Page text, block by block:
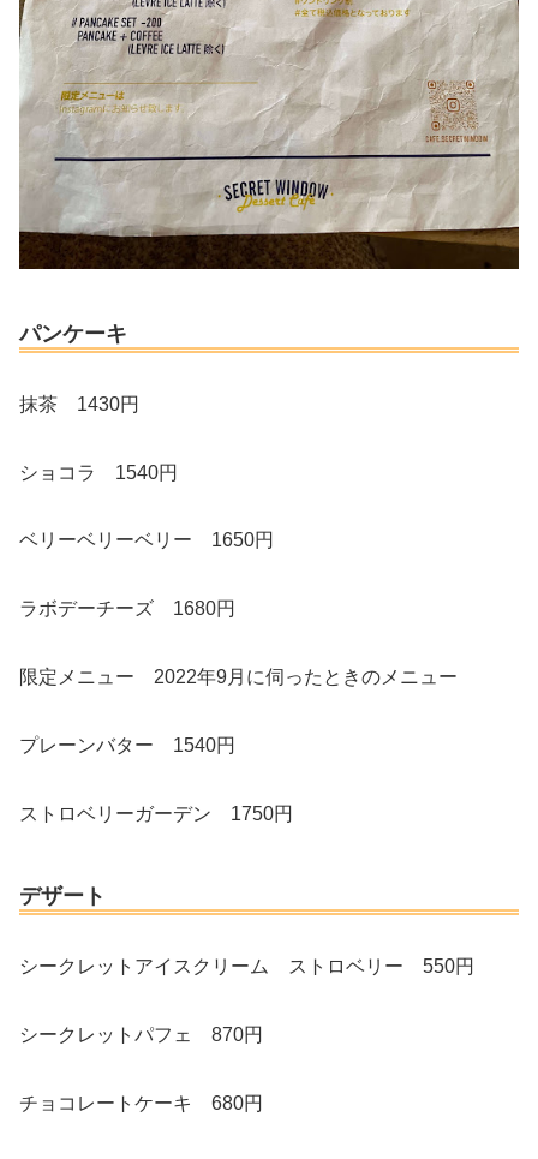
パンケーキ
抹茶 1430円
ショコラ 1540円
ベリーベリーベリー 1650円
ラボデーチーズ 1680円
限定メニュー 2022年9月に伺ったときのメニュー
プレーンバター 1540円
ストロベリーガーデン 1750円
デザート
シークレットアイスクリーム ストロベリー 550円
シークレットパフェ 870円
チョコレートケーキ 680円